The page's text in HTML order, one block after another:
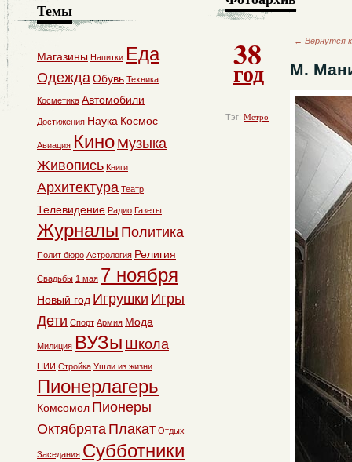
38
год
Тэг: Метро
← Вернутся
М.
Темы
Магазины Напитки Еда
ОдеждаОбувь Техника
Косметика Автомобили
Достижения Наука Космос
Авиация Кино Музыка
Живопись Книги
Архитектура Театр
Телевидение Радио Газеты
Журналы Политика
Полит бюро Астрология Религия
Свадьбы 1 мая 7 ноября
Новый год Игрушки Игры
Дети Спорт Армия Мода
Милиция ВУЗы Школа
НИИ Стройка Ушли из жизни
Пионерлагерь
Комсомол Пионеры
Октябрята Плакат Отдых
Заседания Субботники